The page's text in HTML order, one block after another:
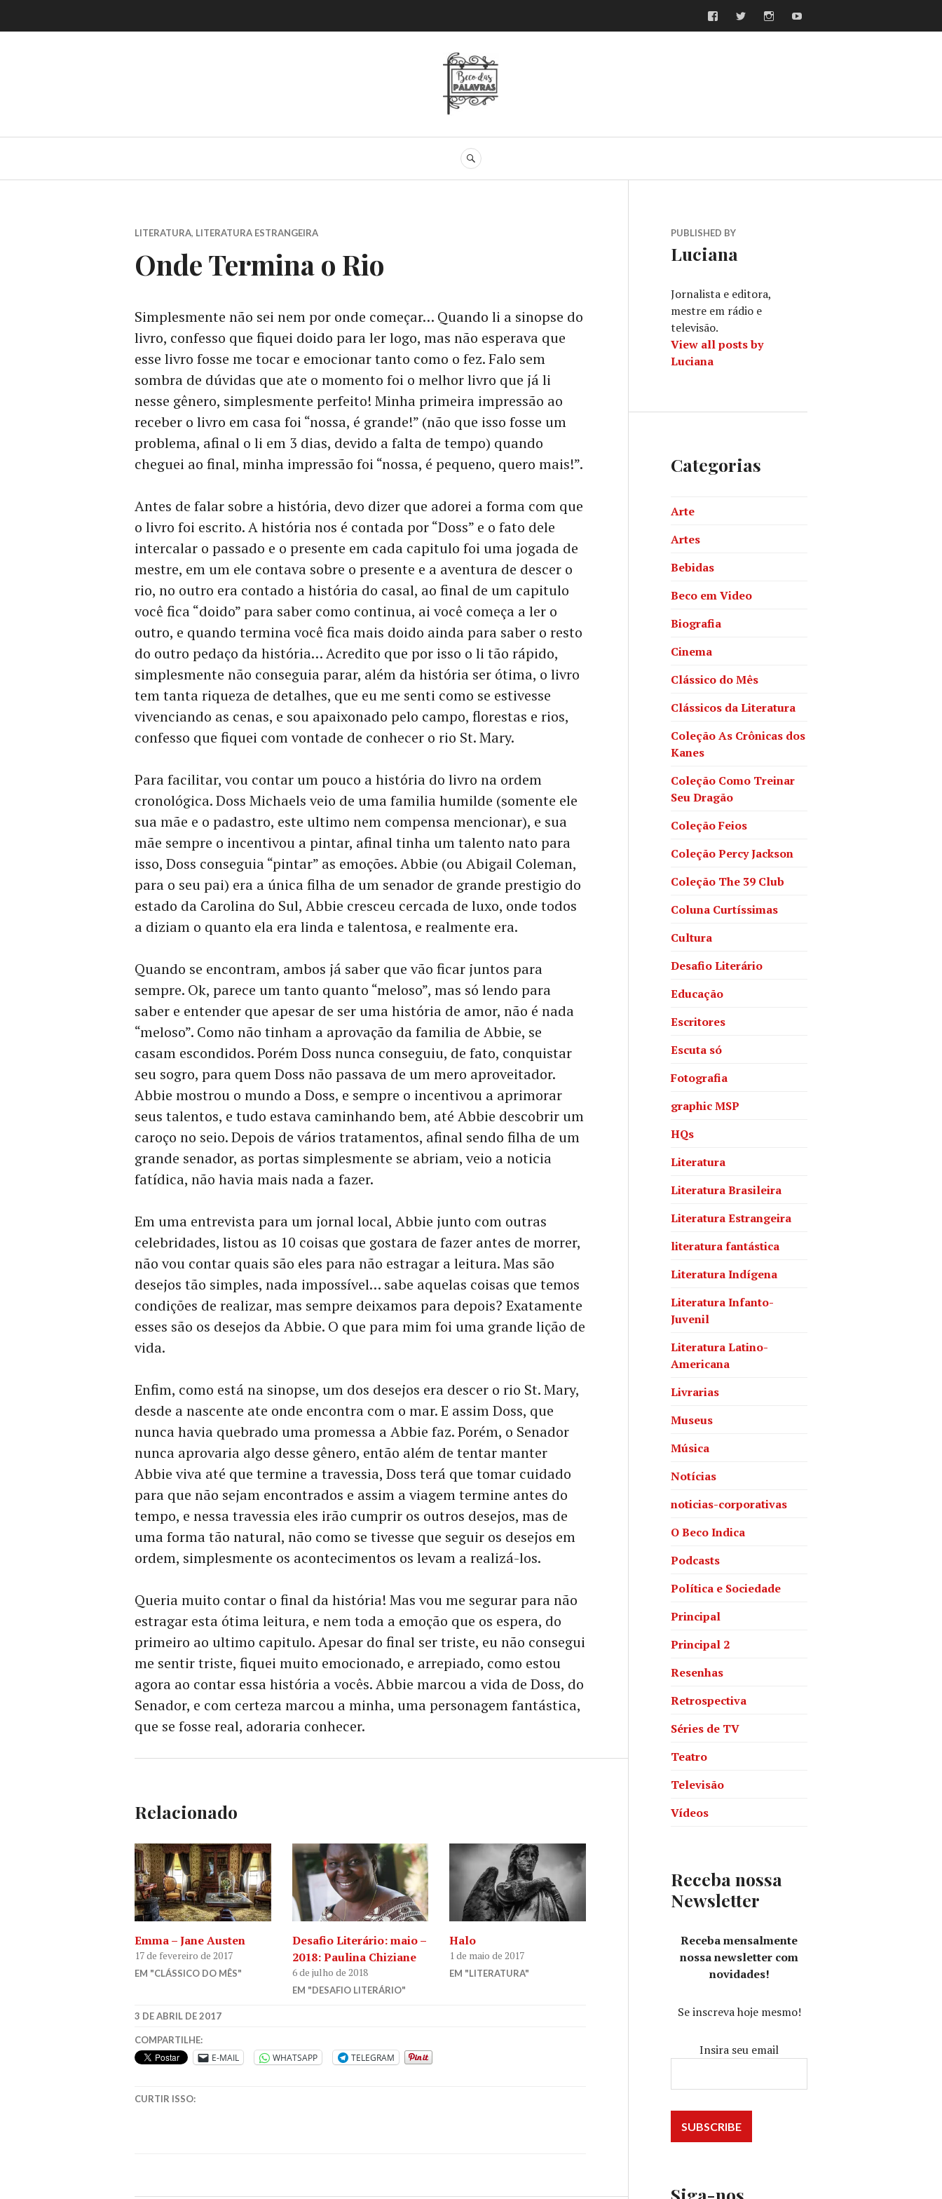
to
FacebookTwitterInstagram
Beco das Palavras
SEARCH
LITERATURA, LITERATURA ESTRANGEIRA
Onde Termina o Rio
Simplesmente não sei nem por onde começar… Quando li a sinopse do
livro, confesso que fiquei doido para ler logo, mas não esperava que
esse livro fosse me tocar e emocionar tanto como o fez. Falo sem
sombra de dúvidas que ate o momento foi o melhor livro que já li
nesse gênero, simplesmente perfeito! Minha primeira impressão ao
receber o livro em casa foi “nossa, é grande!” (não que isso fosse um
problema, afinal o li em 3 dias, devido a falta de tempo) quando
cheguei ao final, minha impressão foi “nossa, é pequeno, quero mais!”.
Antes de falar sobre a história, devo dizer que adorei a forma com que
o livro foi escrito. A história nos é contada por “Doss” e o fato dele
intercalar o passado e o presente em cada capitulo foi uma jogada de
mestre, em um ele contava sobre o presente e a aventura de descer o
rio, no outro era contado a história do casal, ao final de um capitulo
você fica “doido” para saber como continua, ai você começa a ler o
outro, e quando termina você fica mais doido ainda para saber o resto
do outro pedaço da história… Acredito que por isso o li tão rápido,
simplesmente não conseguia parar, além da história ser ótima, o livro
tem tanta riqueza de detalhes, que eu me senti como se estivesse
vivenciando as cenas, e sou apaixonado pelo campo, florestas e rios,
confesso que fiquei com vontade de conhecer o rio St. Mary.
Para facilitar, vou contar um pouco a história do livro na ordem
cronológica. Doss Michaels veio de uma familia humilde (somente ele
sua mãe e o padastro, este ultimo nem compensa mencionar), e sua
mãe sempre o incentivou a pintar, afinal tinha um talento nato para
isso, Doss conseguia “pintar” as emoções. Abbie (ou Abigail Coleman,
para o seu pai) era a única filha de um senador de grande prestigio do
estado da Carolina do Sul, Abbie cresceu cercada de luxo, onde todos
a diziam o quanto ela era linda e talentosa, e realmente era.
Quando se encontram, ambos já saber que vão ficar juntos para
sempre. Ok, parece um tanto quanto “meloso”, mas só lendo para
saber e entender que apesar de ser uma história de amor, não é nada
“meloso”. Como não tinham a aprovação da familia de Abbie, se
casam escondidos. Porém Doss nunca conseguiu, de fato, conquistar
seu sogro, para quem Doss não passava de um mero aproveitador.
Abbie mostrou o mundo a Doss, e sempre o incentivou a aprimorar
seus talentos, e tudo estava caminhando bem, até Abbie descobrir um
caroço no seio. Depois de vários tratamentos, afinal sendo filha de um
grande senador, as portas simplesmente se abriam, veio a noticia
fatídica, não havia mais nada a fazer.
Em uma entrevista para um jornal local, Abbie junto com outras
celebridades, listou as 10 coisas que gostara de fazer antes de morrer,
não vou contar quais são eles para não estragar a leitura. Mas são
desejos tão simples, nada impossível… sabe aquelas coisas que temos
condições de realizar, mas sempre deixamos para depois? Exatamente
esses são os desejos da Abbie. O que para mim foi uma grande lição de
vida.
Enfim, como está na sinopse, um dos desejos era descer o rio St. Mary,
desde a nascente ate onde encontra com o mar. E assim Doss, que
nunca havia quebrado uma promessa a Abbie faz. Porém, o Senador
nunca aprovaria algo desse gênero, então além de tentar manter
Abbie viva até que termine a travessia, Doss terá que tomar cuidado
para que não sejam encontrados e assim a viagem termine antes do
tempo, e nessa travessia eles irão cumprir os outros desejos, mas de
uma forma tão natural, não como se tivesse que seguir os desejos em
ordem, simplesmente os acontecimentos os levam a realizá-los.
Queria muito contar o final da história! Mas vou me segurar para não
estragar esta ótima leitura, e nem toda a emoção que os espera, do
primeiro ao ultimo capitulo. Apesar do final ser triste, eu não consegui
me sentir triste, fiquei muito emocionado, e arrepiado, como estou
agora ao contar essa história a vocês. Abbie marcou a vida de Doss, do
Senador, e com certeza marcou a minha, uma personagem fantástica,
que se fosse real, adoraria conhecer.
Relacionado
Emma – Jane Austen
17 de fevereiro de 2017
EM "CLÁSSICO DO MÊS"
Desafio Literário: maio –
2018: Paulina Chiziane
6 de julho de 2018
EM "DESAFIO LITERÁRIO"
Halo
1 de maio de 2017
EM "LITERATURA"
3 DE ABRIL DE 2017
COMPARTILHE:
E-MAIL WHATSAPP TELEGRAM
CURTIR ISSO:
PUBLISHED BY
Luciana
Jornalista e editora,
mestre em rádio e
televisão.
View all posts by
Luciana
Categorias
Arte
Artes
Bebidas
Beco em Video
Biografia
Cinema
Clássico do Mês
Clássicos da Literatura
Coleção As Crônicas dos
Kanes
Coleção Como Treinar
Seu Dragão
Coleção Feios
Coleção Percy Jackson
Coleção The 39 Club
Coluna Curtíssimas
Cultura
Desafio Literário
Educação
Escritores
Escuta só
Fotografia
graphic MSP
HQs
Literatura
Literatura Brasileira
Literatura Estrangeira
literatura fantástica
Literatura Indígena
Literatura Infanto-
Juvenil
Literatura Latino-
Americana
Livrarias
Museus
Música
Notícias
noticias-corporativas
O Beco Indica
Podcasts
Política e Sociedade
Principal
Principal 2
Resenhas
Retrospectiva
Séries de TV
Teatro
Televisão
Vídeos
Receba nossa
Newsletter
Receba mensalmente
nossa newsletter com
novidades!
Se inscreva hoje mesmo!
Insira seu email